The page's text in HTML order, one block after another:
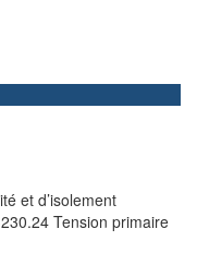
et d’isolement
Tension primaire